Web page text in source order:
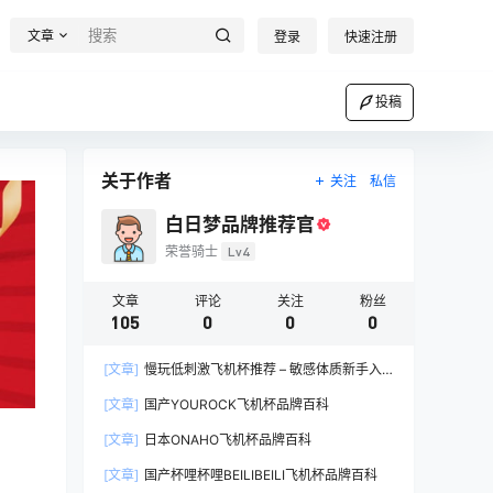
文章 登录 快速注册
投稿
关于作者 关注 私信
白日梦品牌推荐官
荣誉骑士 Lv4
文章
105
评论
0
关注
0
粉丝
0
[文章] 慢玩低刺激飞机杯推荐 – 敏感体质新手入
[文章] 国产YOUROCK飞机杯品牌百科
[文章] 日本ONAHO飞机杯品牌百科
[文章] 国产杯哩杯哩BEILIBEILI飞机杯品牌百科